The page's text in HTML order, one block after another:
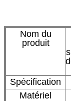
Nom du
produit
Spécification
Matériel